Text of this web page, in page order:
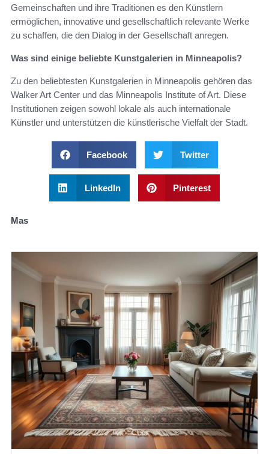
Gemeinschaften und ihre Traditionen es den Künstlern
ermöglichen, innovative und gesellschaftlich relevante Werke
zu schaffen, die den Dialog in der Gesellschaft anregen.
Was sind einige beliebte Kunstgalerien in Minneapolis?
Zu den beliebtesten Kunstgalerien in Minneapolis gehören das
Walker Art Center und das Minneapolis Institute of Art. Diese
Institutionen zeigen sowohl lokale als auch internationale
Künstler und unterstützen die künstlerische Vielfalt der Stadt.
Facebook Twitter
LinkedIn Pinterest
Mas